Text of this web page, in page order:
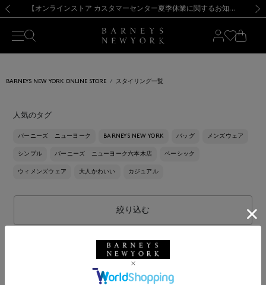
新規登録のお客様も対象！＜MY BARNEYS＞会員のお客様は11,000円（税込）以上のお買上げで常時送料無料！お買い物の際は会員登録を！
【夏季休業に伴う出荷一時停止のお知らせ】(2026.8.7) 【オンラインストア カスタマーセンター夏季休業に関するお知らせ】（2026.8.7）
【夏季休業に伴う返品・交換承り一時停止のお知らせ】（2026.8.5）
熊本県を中心とした地震の影響によるお荷物のお届けについて
【開催中】SUMMER SALEのご案内・ご注意事項 新規登録のお客様も対象！＜MY BARNEYS＞会員のお客様は11,000円（税込）以上のお買上げで常時送料無料！お買い物の際は会員登録を！
【夏季休業に伴う出荷一時停止のお知らせ】(2026.8.7)
BARNEYS NEW YORK ONLINE STORE スタイリング一覧
人気のタグ
バーニーズ ニューヨーク BARNEYS NEW YORK バッグ メンズウェア
シンプル バーニーズ ニューヨーク六本木店 ベーシック
ウィメンズウェア 大人かわいい カジュアル
絞り込む